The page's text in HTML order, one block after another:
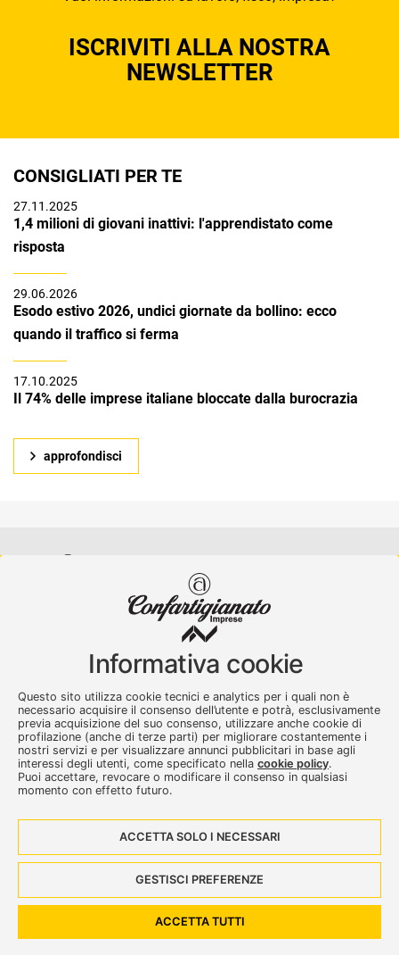
ISCRIVITI ALLA NOSTRA
NEWSLETTER
CONSIGLIATI PER TE
27.11.2025
1,4 milioni di giovani inattivi: l'apprendistato come
risposta
29.06.2026
Esodo estivo 2026, undici giornate da bollino: ecco
quando il traffico si ferma
17.10.2025
Il 74% delle imprese italiane bloccate dalla burocrazia
approfondisci
Confartigianato Imprese Varese
0332 256111-Fax. 0332 256200
artser@artser.it
© 2020 – 2026 - Confartigianato Imprese Varese - P.IVA
00449700129
Contattaci
Informativa cookie
Questo sito utilizza cookie tecnici e analytics per i quali non è
necessario acquisire il consenso dell’utente e potrà, esclusivamente
previa acquisizione del suo consenso, utilizzare anche cookie di
profilazione (anche di terze parti) per migliorare costantemente i
nostri servizi e per visualizzare annunci pubblicitari in base agli
interessi degli utenti, come specificato nella cookie policy.
Puoi accettare, revocare o modificare il consenso in qualsiasi
momento con effetto futuro.
ACCETTA SOLO I NECESSARI
GESTISCI PREFERENZE
ACCETTA TUTTI